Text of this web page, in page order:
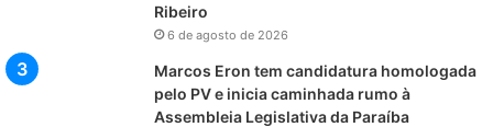
Ribeiro
6 de agosto de 2026
Marcos Eron tem candidatura homologada
pelo PV e inicia caminhada rumo à
Assembleia Legislativa da Paraíba